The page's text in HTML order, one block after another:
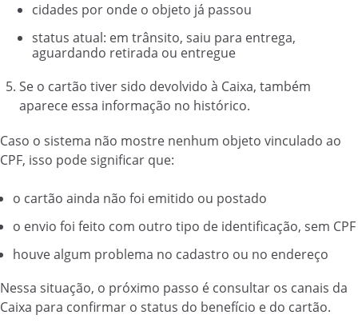
cidades por onde o objeto já passou
status atual: em trânsito, saiu para entrega,
aguardando retirada ou entregue
Se o cartão tiver sido devolvido à Caixa, também
aparece essa informação no histórico.
Caso o sistema não mostre nenhum objeto vinculado ao
CPF, isso pode significar que:
o cartão ainda não foi emitido ou postado
o envio foi feito com outro tipo de identificação, sem CPF
houve algum problema no cadastro ou no endereço
Nessa situação, o próximo passo é consultar os canais da
Caixa para confirmar o status do benefício e do cartão.